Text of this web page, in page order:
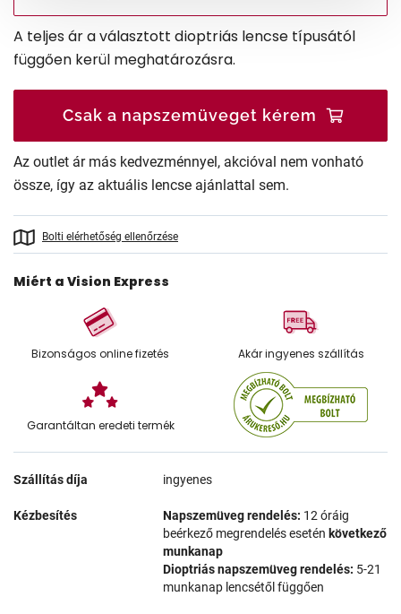
A teljes ár a választott dioptriás lencse típusától
függően kerül meghatározásra.
Csak a napszemüveget kérem
Az outlet ár más kedvezménnyel, akcióval nem vonható
össze, így az aktuális lencse ajánlattal sem.
Bolti elérhetőség ellenőrzése
Miért a Vision Express
Bizonságos online fizetés Akár ingyenes szállítás
Garantáltan eredeti termék
Szállítás díja ingyenes
Kézbesítés Napszemüveg rendelés: 12 óráig
beérkező megrendelés esetén következő
munkanap
Dioptriás napszemüveg rendelés: 5-21
munkanap lencsétől függően